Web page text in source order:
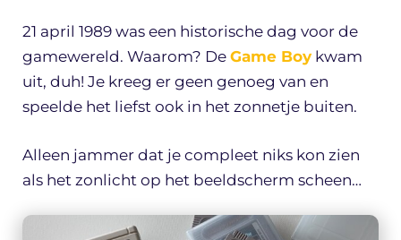
21 april 1989 was een historische dag voor de
gamewereld. Waarom? De Game Boy kwam
uit, duh! Je kreeg er geen genoeg van en
speelde het liefst ook in het zonnetje buiten.
Alleen jammer dat je compleet niks kon zien
als het zonlicht op het beeldscherm scheen…